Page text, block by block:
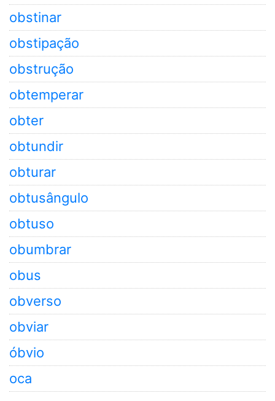
obstinar
obstipação
obstrução
obtemperar
obter
obtundir
obturar
obtusângulo
obtuso
obumbrar
obus
obverso
obviar
óbvio
oca